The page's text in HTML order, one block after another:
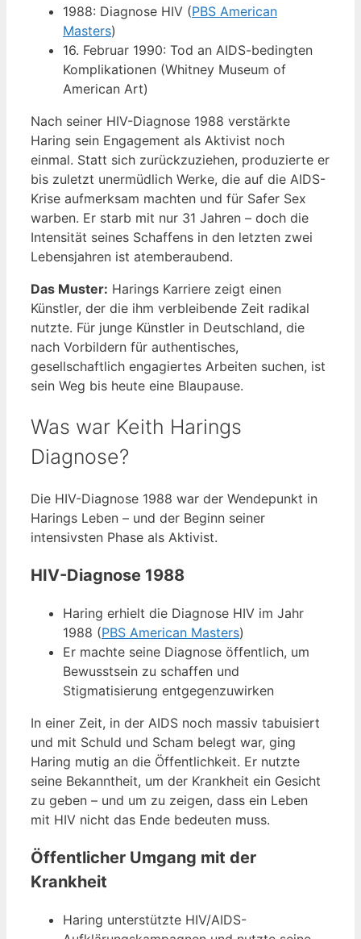
1988: Diagnose HIV (PBS American
Masters)
16. Februar 1990: Tod an AIDS-bedingten
Komplikationen (Whitney Museum of
American Art)
Nach seiner HIV-Diagnose 1988 verstärkte
Haring sein Engagement als Aktivist noch
einmal. Statt sich zurückzuziehen, produzierte er
bis zuletzt unermüdlich Werke, die auf die AIDS-
Krise aufmerksam machten und für Safer Sex
warben. Er starb mit nur 31 Jahren – doch die
Intensität seines Schaffens in den letzten zwei
Lebensjahren ist atemberaubend.
Das Muster: Harings Karriere zeigt einen
Künstler, der die ihm verbleibende Zeit radikal
nutzte. Für junge Künstler in Deutschland, die
nach Vorbildern für authentisches,
gesellschaftlich engagiertes Arbeiten suchen, ist
sein Weg bis heute eine Blaupause.
Was war Keith Harings
Diagnose?
Die HIV-Diagnose 1988 war der Wendepunkt in
Harings Leben – und der Beginn seiner
intensivsten Phase als Aktivist.
HIV-Diagnose 1988
Haring erhielt die Diagnose HIV im Jahr
1988 (PBS American Masters)
Er machte seine Diagnose öffentlich, um
Bewusstsein zu schaffen und
Stigmatisierung entgegenzuwirken
In einer Zeit, in der AIDS noch massiv tabuisiert
und mit Schuld und Scham belegt war, ging
Haring mutig an die Öffentlichkeit. Er nutzte
seine Bekanntheit, um der Krankheit ein Gesicht
zu geben – und um zu zeigen, dass ein Leben
mit HIV nicht das Ende bedeuten muss.
Öffentlicher Umgang mit der
Krankheit
Haring unterstützte HIV/AIDS-